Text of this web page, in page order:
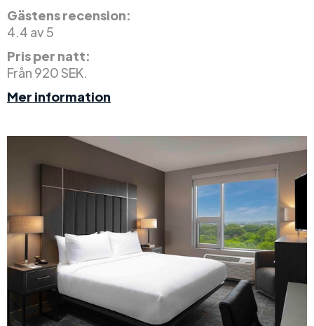
Gästens recension:
4.4 av 5
Pris per natt:
Från 920 SEK.
Mer information